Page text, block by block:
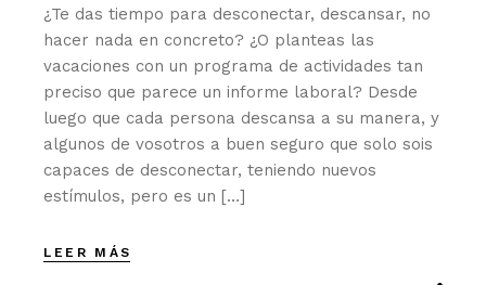
¿Te das tiempo para desconectar, descansar, no
hacer nada en concreto? ¿O planteas las
vacaciones con un programa de actividades tan
preciso que parece un informe laboral? Desde
luego que cada persona descansa a su manera, y
algunos de vosotros a buen seguro que solo sois
capaces de desconectar, teniendo nuevos
estímulos, pero es un […]
LEER MÁS